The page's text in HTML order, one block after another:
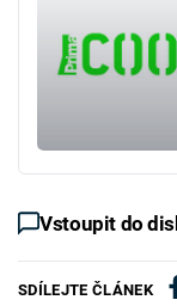
Vstoupit do
SDÍLEJTE ČLÁNEK